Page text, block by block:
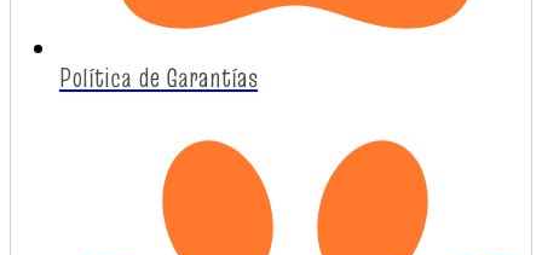
Política de Garantías